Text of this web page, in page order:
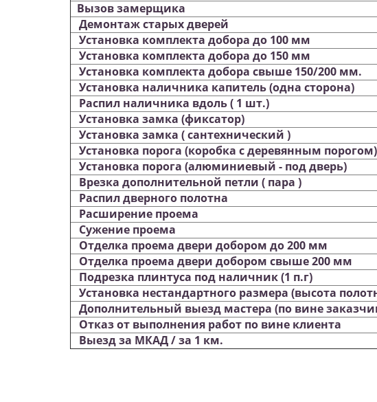
Вызов замерщика
Демонтаж старых дверей
Установка комплекта добора до 100 мм
Установка комплекта добора до 150 мм
Установка комплекта добора свыше 150/200 мм.
Установка наличника капитель (одна сторона)
Распил наличника вдоль ( 1 шт.)
Установка замка (фиксатор)
Установка замка ( сантехнический )
Установка порога (коробка с деревянным порогом)
Установка порога (алюминиевый - под дверь)
Врезка дополнительной петли ( пара )
Распил дверного полотна
Расширение проема
Сужение проема
Отделка проема двери добором до 200 мм
Отделка проема двери добором свыше 200 мм
Подрезка плинтуса под наличник (1 п.г)
Установка нестандартного размера (высота
Дополнительный выезд мастера (по вине
Отказ от выполнения работ по вине клиента
Выезд за МКАД / за 1 км.